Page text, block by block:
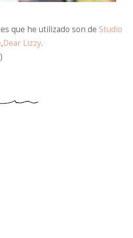
que he utilizado son de Studio
,Dear Lizzy.